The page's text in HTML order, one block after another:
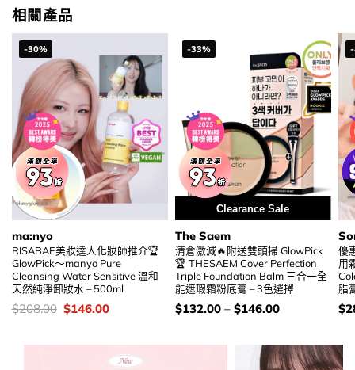
相關產品
-30%
ma:nyo
RISABAE美妝達人化妝師推介🏆
GlowPick～manyo Pure
Cleansing Water Sensitive 溫和
天然純淨卸妝水 – 500ml
價
$208.00 Original
$208.00.
$146.00Current
$146.00.
-33%
Clearance Sale
The Saem
清倉激減🔥附送雙頭掃 GlowPick
🏆 THESAEM Cover Perfection
Triple Foundation Balm 三合一全
能遮瑕霜粉底膏 – 3色選擇
價
$132.00– $146.00
優
用
脂
價
$